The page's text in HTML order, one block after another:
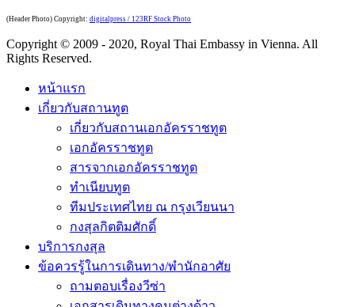
(Header Photo) Copyright: digitalpress / 123RF Stock Photo
Copyright © 2009 - 2020, Royal Thai Embassy in Vienna. All
Rights Reserved.
หน้าแรก
เกี่ยวกับสถานทูต
เกี่ยวกับสถานเอกอัครราชทูต
เอกอัครราชทูต
สารจากเอกอัครราชทูต
ทำเนียบทูต
ทีมประเทศไทย ณ กรุงเวียนนา
กงสุลกิตติมศักดิ์
บริการกงสุล
ข้อควรรู้ในการเดินทาง/พำนักอาศัย
ถามตอบเรื่องวีซ่า